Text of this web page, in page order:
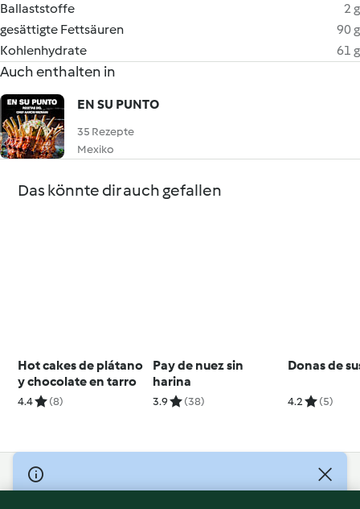
Ballaststoffe
2 g
gesättigte Fettsäuren
90 g
Kohlenhydrate
61 g
Auch enthalten in
EN SU PUNTO
35 Rezepte
Mexiko
Das könnte dir auch gefallen
Hot cakes de plátano
y chocolate en tarro
4.4 (8)
Pay de nuez sin
harina
3.9 (38)
Donas de
4.2 (5)
© Copyright 2026